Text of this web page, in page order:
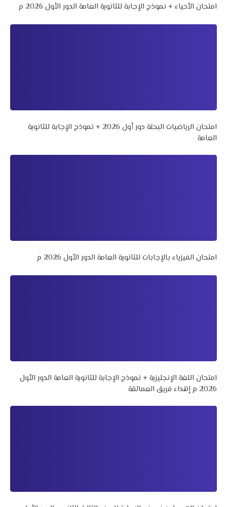
امتحان الأحياء + نموذج الإجابة للثانوية العامة الدور الأول 2026 م
امتحان الرياضيات البحتة دور أول 2026 + نموذج الإجابة للثانوية
العامة
امتحان الفيزياء بالإجابات للثانوية العامة الدور الأول 2026 م
امتحان اللغة الإنجليزية + نموذج الإجابة للثانوية العامة الدور الأول
2026 م إهداء فريق العمالقة